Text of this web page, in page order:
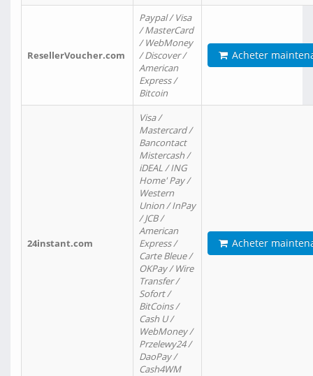
ResellerVoucher.com
Paypal / Visa
/ MasterCard
/ WebMoney
/ Discover /
American
Express /
Bitcoin
Acheter
24instant.com
Visa /
Mastercard /
Bancontact
Mistercash /
iDEAL / ING
Home' Pay /
Western
Union / InPay
/ JCB /
American
Express /
Carte Bleue /
OKPay / Wire
Transfer /
Sofort /
BitCoins /
Cash U /
WebMoney /
Przelewy24 /
DaoPay /
Cash4WM
Acheter